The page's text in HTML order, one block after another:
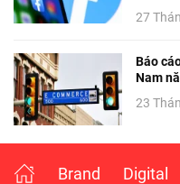
27
Báo
Nam
23
Brand Digital